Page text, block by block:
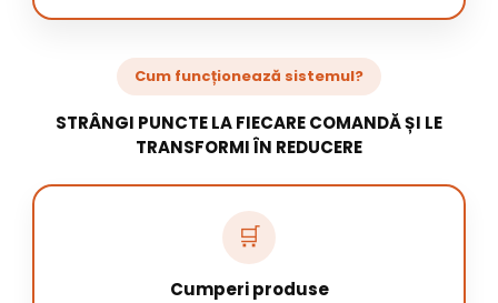
Cum funcționează sistemul?
STRÂNGI PUNCTE LA FIECARE COMANDĂ ȘI LE
TRANSFORMI ÎN REDUCERE
🛒
Cumperi produse